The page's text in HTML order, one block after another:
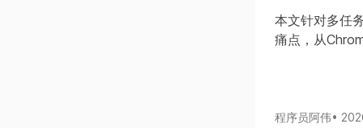
本文针对多任
痛点，从
程序员阿伟•